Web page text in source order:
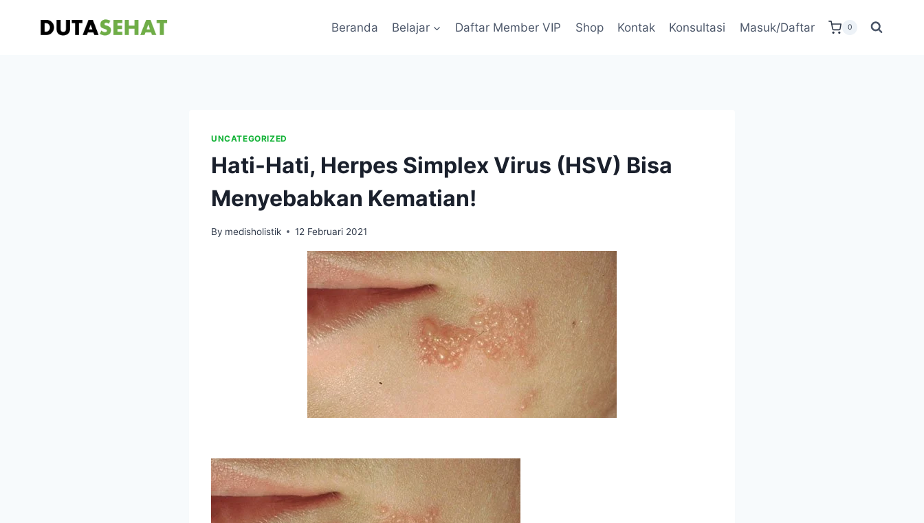
Beranda Belajar Daftar Member VIP Shop Kontak Konsultasi Masuk/Daftar 0
UNCATEGORIZED
Hati-Hati, Herpes Simplex Virus (HSV) Bisa
Menyebabkan Kematian!
By medisholistik 12 Februari 2021